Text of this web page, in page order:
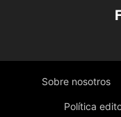
Sobre nosotros
Política